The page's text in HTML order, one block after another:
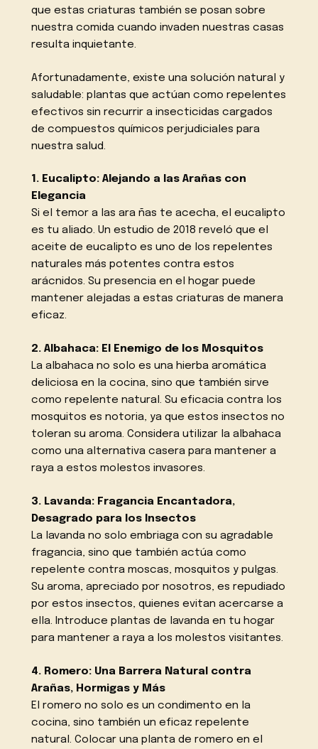
que estas criaturas también se posan sobre
nuestra comida cuando invaden nuestras casas
resulta inquietante.
Afortunadamente, existe una solución natural y
saludable: plantas que actúan como repelentes
efectivos sin recurrir a insecticidas cargados
de compuestos químicos perjudiciales para
nuestra salud.
1. Eucalipto: Alejando a las Arañas con
Elegancia
Si el temor a las ara ñas te acecha, el eucalipto
es tu aliado. Un estudio de 2018 reveló que el
aceite de eucalipto es uno de los repelentes
naturales más potentes contra estos
arácnidos. Su presencia en el hogar puede
mantener alejadas a estas criaturas de manera
eficaz.
2. Albahaca: El Enemigo de los Mosquitos
La albahaca no solo es una hierba aromática
deliciosa en la cocina, sino que también sirve
como repelente natural. Su eficacia contra los
mosquitos es notoria, ya que estos insectos no
toleran su aroma. Considera utilizar la albahaca
como una alternativa casera para mantener a
raya a estos molestos invasores.
3. Lavanda: Fragancia Encantadora,
Desagrado para los Insectos
La lavanda no solo embriaga con su agradable
fragancia, sino que también actúa como
repelente contra moscas, mosquitos y pulgas.
Su aroma, apreciado por nosotros, es repudiado
por estos insectos, quienes evitan acercarse a
ella. Introduce plantas de lavanda en tu hogar
para mantener a raya a los molestos visitantes.
4. Romero: Una Barrera Natural contra
Arañas, Hormigas y Más
El romero no solo es un condimento en la
cocina, sino también un eficaz repelente
natural. Colocar una planta de romero en el